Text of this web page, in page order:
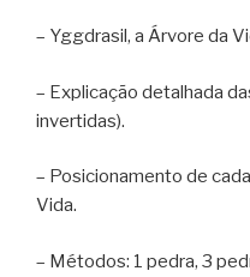
– Yggdrasil, a Árvore da
– Explicação detalhada
invertidas).
– Posicionamento de
Vida.
– Métodos: 1 pedra, 3